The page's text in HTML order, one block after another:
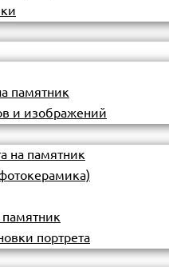
памятник
и изображений
на памятник
памятник
портрета